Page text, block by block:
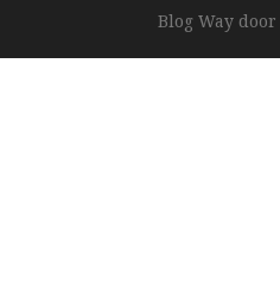
Blog Way door